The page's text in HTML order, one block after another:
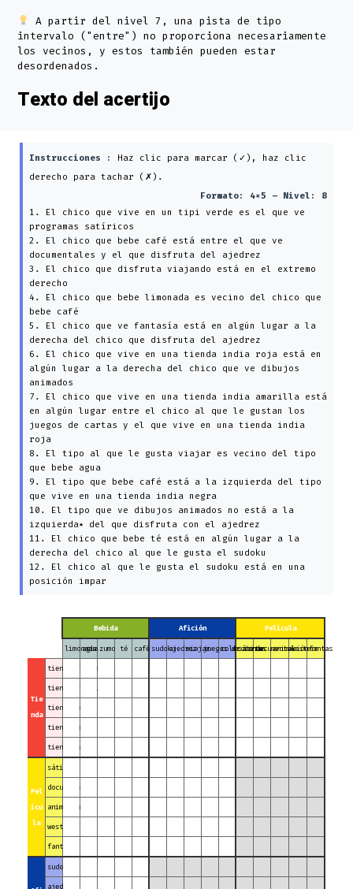
A partir del nivel 7, una pista de tipo
intervalo ("entre") no proporciona necesariamente
los vecinos, y estos también pueden estar
desordenados.
Texto del acertijo
Instrucciones :
Haz clic para marcar (✓), haz clic
derecho para tachar (✗).
Formato: 4×5 – Nivel: 8
1. El chico que vive en un tipi verde es el que ve
programas satíricos
2. El chico que bebe café está entre el que ve
documentales y el que disfruta del ajedrez
3. El chico que disfruta viajando está en el extremo
derecho
4. El chico que bebe limonada es vecino del chico que
bebe café
5. El chico que ve fantasía está en algún lugar a la
derecha del chico que disfruta del ajedrez
6. El chico que vive en una tienda india roja está en
algún lugar a la derecha del chico que ve dibujos
animados
7. El chico que vive en una tienda india amarilla está
en algún lugar entre el chico al que le gustan los
juegos de cartas y el que vive en una tienda india
roja
8. El tipo al que le gusta viajar es vecino del tipo
que bebe agua
9. El tipo que bebe café está a la izquierda del tipo
que vive en una tienda india negra
10. El tipo que ve dibujos animados no está a la
izquierda٭ del que disfruta con el ajedrez
11. El chico que bebe té está en algún lugar a la
derecha del chico al que le gusta el sudoku
12. El chico al que le gusta el sudoku está en una
posición impar
Bebida Afición Película
limonada
agua zumo té café sudokuajedrezviajarjuegos de cartas
coleccionar
sátiradocumental
animación
westernfantasía
Tie
nda
tienda blanca
tienda amarilla
tienda roja
tienda negra
tienda verde
Pel
ícu
la
sátira
documental
animación
western
fantasía
sudoku
ajedrez